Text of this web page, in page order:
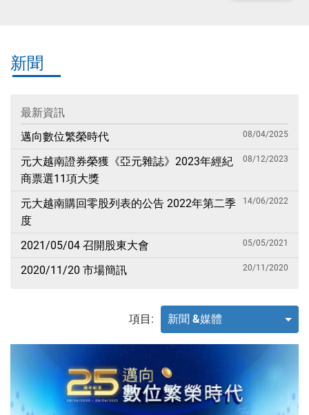
新聞
最新資訊
邁向數位繁榮時代
08/04/2025
元大越南證券榮獲《亞元雜誌》2023年經紀
商票選11項大獎
08/12/2023
元大越南購回零股列表的公告 2022年第二季
度
14/06/2022
2021/05/04 召開股東大會 05/05/2021
2020/11/20 市場簡訊 20/11/2020
項目: 新聞 &媒體